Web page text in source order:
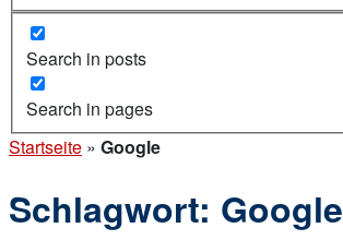
Search in posts
Search in pages
Startseite » Google
Schlagwort: Google